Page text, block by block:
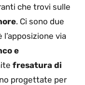
che trovi sulle
. Ci sono due
via
e
fresatura di
progettate per